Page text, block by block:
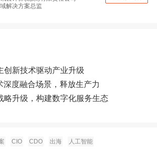
解决方案总监
创新技术驱动产业升级
深度融合场景，释放生产力
略升级，构建数字化服务生态
CIO CDO 出海 人工智能